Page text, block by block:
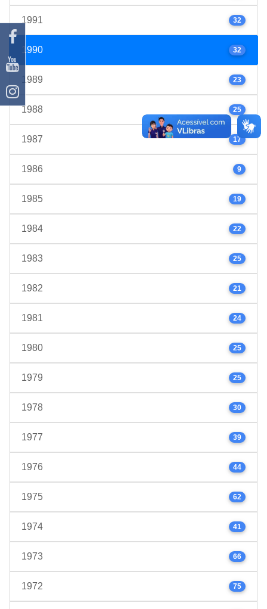
1991 32
1990 32
1989 23
1988 25
1987 17
1986 9
1985 19
1984 22
1983 25
1982 21
1981 24
1980 25
1979 25
1978 30
1977 39
1976 44
1975 62
1974 41
1973 66
1972 75